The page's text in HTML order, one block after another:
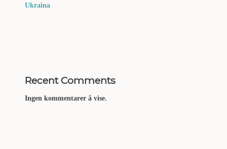
Ukraina
Recent Comments
Ingen kommentarer å vise.